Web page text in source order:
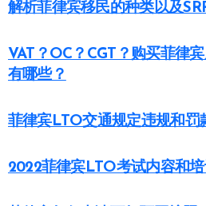
解析菲律宾移民的种类以及
VAT？OC？CGT？购买菲律
有哪些？
菲律宾LTO交通规定违规和罚
2022菲律宾LTO考试内容和